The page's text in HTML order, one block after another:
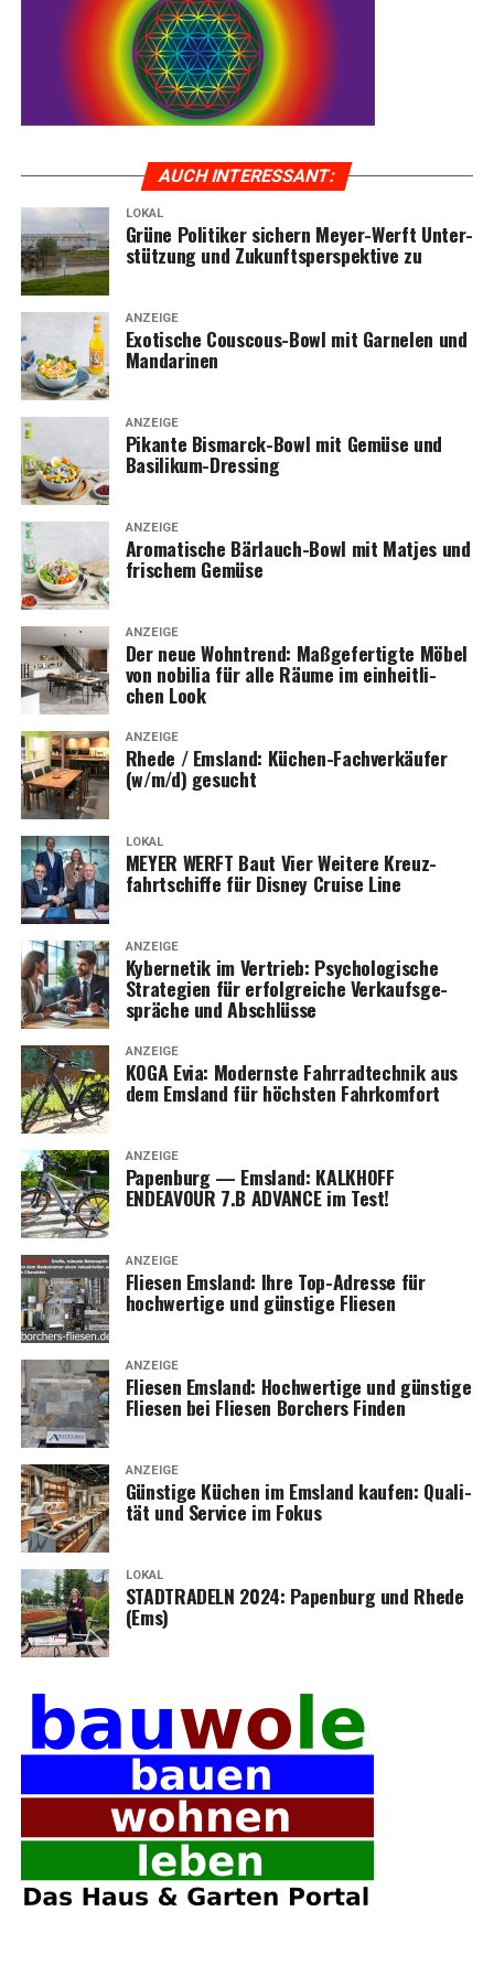
KOGA — Fach­händ­ler im Emsland
AUCH INTER­ES­SANT:
LOKAL
Grü­ne Poli­ti­ker sichern Mey­er-Werft Unter­
stüt­zung und Zukunfts­per­spek­ti­ve zu
ANZEIGE
Exo­ti­sche Cous­cous-Bowl mit Gar­ne­len und
Mandarinen
ANZEIGE
Pikan­te Bis­marck-Bowl mit Gemü­se und
Basilikum-Dressing
ANZEIGE
Aro­ma­ti­sche Bär­lauch-Bowl mit Mat­jes und
fri­schem Gemüse
ANZEIGE
Der neue Wohn­trend: Maß­ge­fer­tig­te Möbel
von nobi­lia für alle Räu­me im ein­heit­li­
chen Look
ANZEIGE
Rhe­de / Ems­land: Küchen-Fach­ver­käu­fer
(w/m/d) gesucht
LOKAL
MEYER WERFT Baut Vier Wei­te­re Kreuz­
fahrt­schif­fe für Dis­ney Crui­se Line
ANZEIGE
Kyber­ne­tik im Ver­trieb: Psy­cho­lo­gi­sche
Stra­te­gien für erfolg­rei­che Ver­kaufs­ge­
sprä­che und Abschlüsse
ANZEIGE
KOGA Evia: Moderns­te Fahr­rad­tech­nik aus
dem Ems­land für höchs­ten Fahrkomfort
ANZEIGE
Papen­burg — Ems­land: KALKHOFF
ENDEAVOUR 7.B ADVANCE im Test!
ANZEIGE
Flie­sen Ems­land: Ihre Top-Adres­se für
hoch­wer­ti­ge und güns­ti­ge Fliesen
ANZEIGE
Flie­sen Ems­land: Hoch­wer­ti­ge und güns­ti­ge
Flie­sen bei Flie­sen Bor­chers Finden
ANZEIGE
Güns­ti­ge Küchen im Ems­land kau­fen: Qua­li­
tät und Ser­vice im Fokus
LOKAL
STADTRADELN 2024: Papen­burg und Rhe­de
(Ems)